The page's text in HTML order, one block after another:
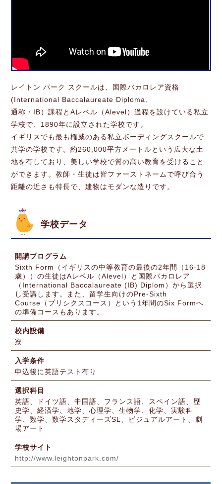
レイトン パーク スクールは、国際バカロレア資格
(International Baccalaureate Diploma、
通称・IB）課程とAレベル（Alevel）過程を設けている私立
学校で、1890年に設立された学校です。
イギリスでも最も権威のある私立ボーディングスクールで
共学の学校です。約260,000平方メートルという広大な土
地を有しており、美しい学校で質の高い教育を受けること
ができます。教師・生徒は皆ファーストネームで呼び合う
距離の近さも特長で、建物はモダンな造りです。
学校データ
開講プログラム
Sixth Form（イギリスの中等教育の最後の2年間（16-18
歳））の生徒はAレベル（Alevel）と国際バカロレア
（International Baccalaureate (IB) Diplom）から選択
し受講します。また、留学生向けのPre-Sixth
Course（プリシクスコース）という1年間のSix Formへ
の準備コースもあります。
校内設備
寮
入学条件
申込後に英語テスト有り
選択科目
英語、ドイツ語、中国語、フランス語、スペイン語、歴
史学、経済学、地学、心理学、生物学、化学、実験科
学、数学、数学スタディーズSL、ビジュアルアート、劇
場アート
学校サイト
http://www.leightonpark.com/